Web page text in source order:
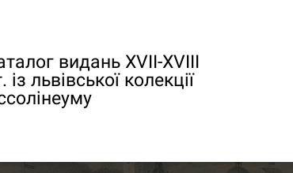
видань XVII-XVIII
із львівської колекції